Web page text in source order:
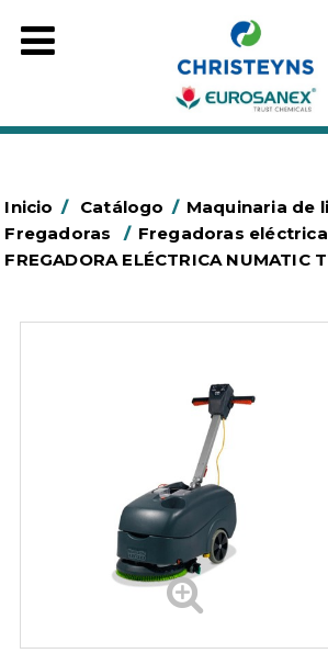
Inicio / Catálogo / Maquinaria de
Fregadoras
/ Fregadoras
FREGADORA ELÉCTRICA NUMATIC